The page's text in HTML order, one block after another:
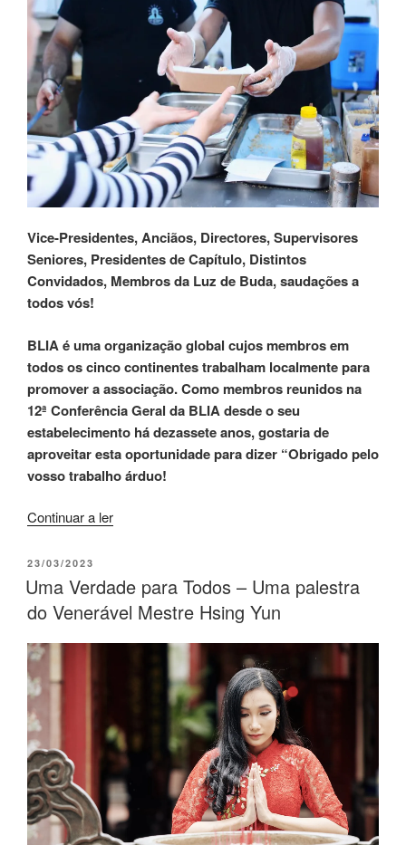
Vice-Presidentes, Anciãos, Directores, Supervisores
Seniores, Presidentes de Capítulo, Distintos
Convidados, Membros da Luz de Buda, saudações a
todos vós!
BLIA é uma organização global cujos membros em
todos os cinco continentes trabalham localmente para
promover a associação. Como membros reunidos na
12ª Conferência Geral da BLIA desde o seu
estabelecimento há dezassete anos, gostaria de
aproveitar esta oportunidade para dizer “Obrigado pelo
vosso trabalho árduo!
Continuar a ler
23/03/2023
Uma Verdade para Todos – Uma palestra
do Venerável Mestre Hsing Yun